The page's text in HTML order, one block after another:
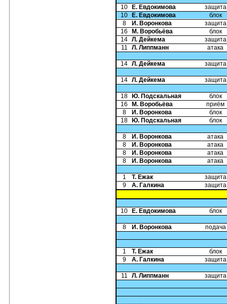
10 Е. Евдокимова
защита
10
Е. Евдокимова
блок
8
И. Воронкова
защита
16
М. Воробьёва
блок
14 Л. Дейкема
защита
11
Л. Липпманн атака
14 Л. Дейкема защита
14 Л. Дейкема защита
18 Ю. Подскальная
блок
16
М. Воробьёва
приём
8
И. Воронкова
блок
18
Ю. Подскальная блок
8 И. Воронкова
атака
8
И. Воронкова
атака
8
И. Воронкова
атака
8
И. Воронкова атака
1 Т. Ежак
защита
9
А. Галкина защита
10 Е. Евдокимова блок
8 И. Воронкова подача
1 Т. Ежак
блок
9
А. Галкина защита
11 Л. Липпманн защита